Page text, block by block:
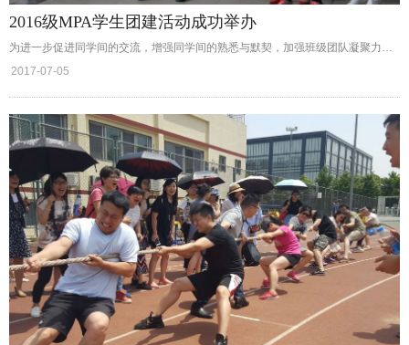
2016级MPA学生团建活动成功举办
2017-07-05